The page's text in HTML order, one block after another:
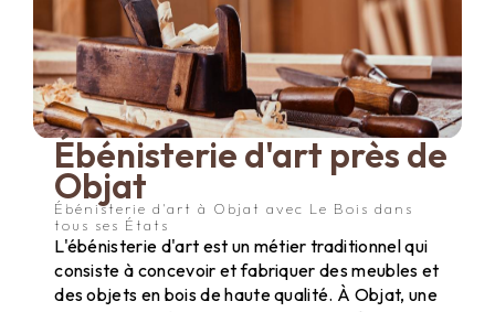
Ébénisterie d'art près de
Objat
Ébénisterie d'art à Objat avec Le Bois dans
tous ses États
L'ébénisterie d'art est un métier traditionnel qui
consiste à concevoir et fabriquer des meubles et
des objets en bois de haute qualité. À Objat, une